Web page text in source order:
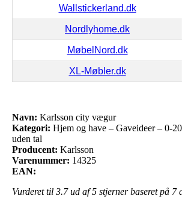
Wallstickerland.dk
Nordlyhome.dk
MøbelNord.dk
XL-Møbler.dk
Navn: Karlsson city vægur
Kategori: Hjem og have – Gaveideer – 0-
uden tal
Producent: Karlsson
Varenummer: 14325
EAN:
Vurderet til 3.7ud af 5 stjerner baseret på 7